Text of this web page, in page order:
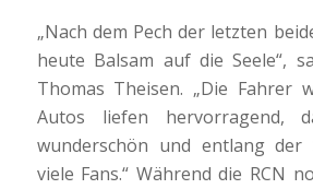
„Nach dem Pech der letzten
heute Balsam auf die Seele“,
Thomas Theisen. „Die Fahrer
Autos liefen hervorragend,
wunderschön und entlang der
viele Fans.“ Während die RCN